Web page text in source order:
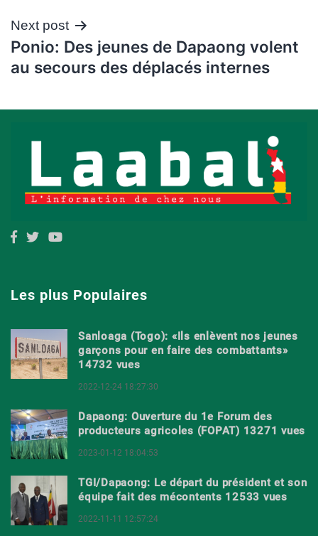
Next post
Ponio: Des jeunes de Dapaong volent
au secours des déplacés internes
Les plus Populaires
Sanloaga (Togo): «Ils enlèvent nos jeunes
garçons pour en faire des combattants»
14732 vues
2022-12-24 18:27:30
Dapaong: Ouverture du 1e Forum des
producteurs agricoles (FOPAT) 13271 vues
2023-01-12 18:04:53
TGI/Dapaong: Le départ du président et son
équipe fait des mécontents 12533 vues
2022-11-11 12:57:24